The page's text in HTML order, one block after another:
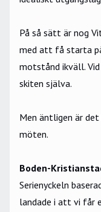
På så sätt är nog
med att få starta
motstånd ikväll.
skiten själva.
Men äntligen är
möten.
Boden-
Serienyckeln
landade i att vi får